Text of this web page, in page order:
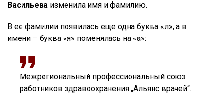
Васильева изменила имя и фамилию.
В ее фамилии появилась еще одна буква «л», а в
имени – буква «я» поменялась на «а»:
Межрегиональный профессиональный союз
работников здравоохранения „Альянс врачей“.